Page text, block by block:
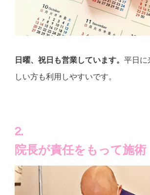
日曜、祝日も営業しています。 平日に
しい方も利用しやすいです。
2.
院長が責任をもって施術